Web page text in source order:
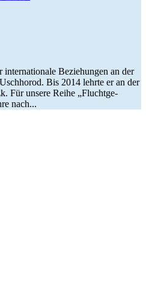
Bezie­hun­gen an der
Bis 2014 lehrte er an der
Für unsere Reihe „Flucht­ge­
nach...